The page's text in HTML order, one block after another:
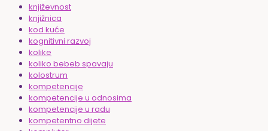
književnost
knjižnica
kod kuće
kognitivni razvoj
kolike
koliko bebeb spavaju
kolostrum
kompetencije
kompetencije u odnosima
kompetencije u radu
kompetentno dijete